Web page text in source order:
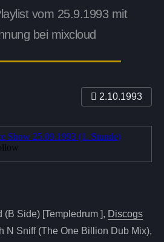
vom 25.9.1993 mit
bei mixcloud
2.10.1993
(B Side) [Templedrum ], Discogs
N Sniff (The One Billion Dub Mix),